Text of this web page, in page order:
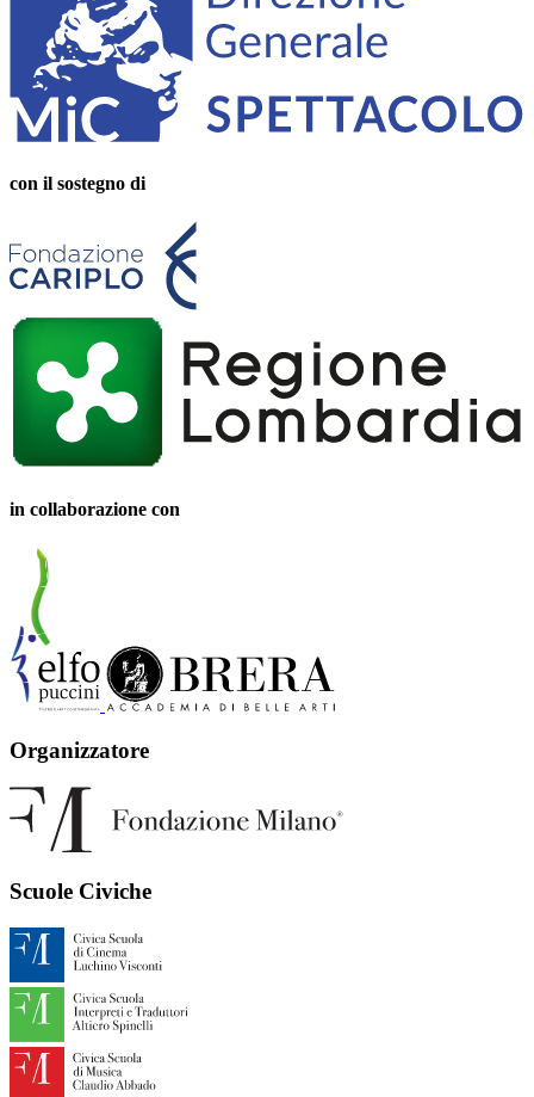
con il sostegno di
in collaborazione con
Organizzatore
Scuole Civiche